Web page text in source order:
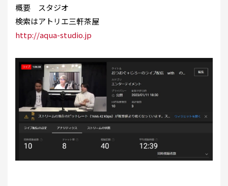
概要 スタジオ
検索はアトリエ三軒茶屋
http://aqua-studio.jp